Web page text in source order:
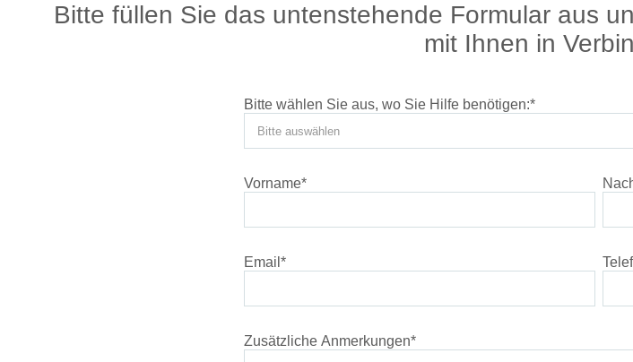
Bitte füllen Sie das untenstehende Formular aus
mit Ihnen in
Bitte wählen Sie aus, wo Sie Hilfe benötigen:*
Vorname*
Email *
Zusätzliche Anmerkungen*